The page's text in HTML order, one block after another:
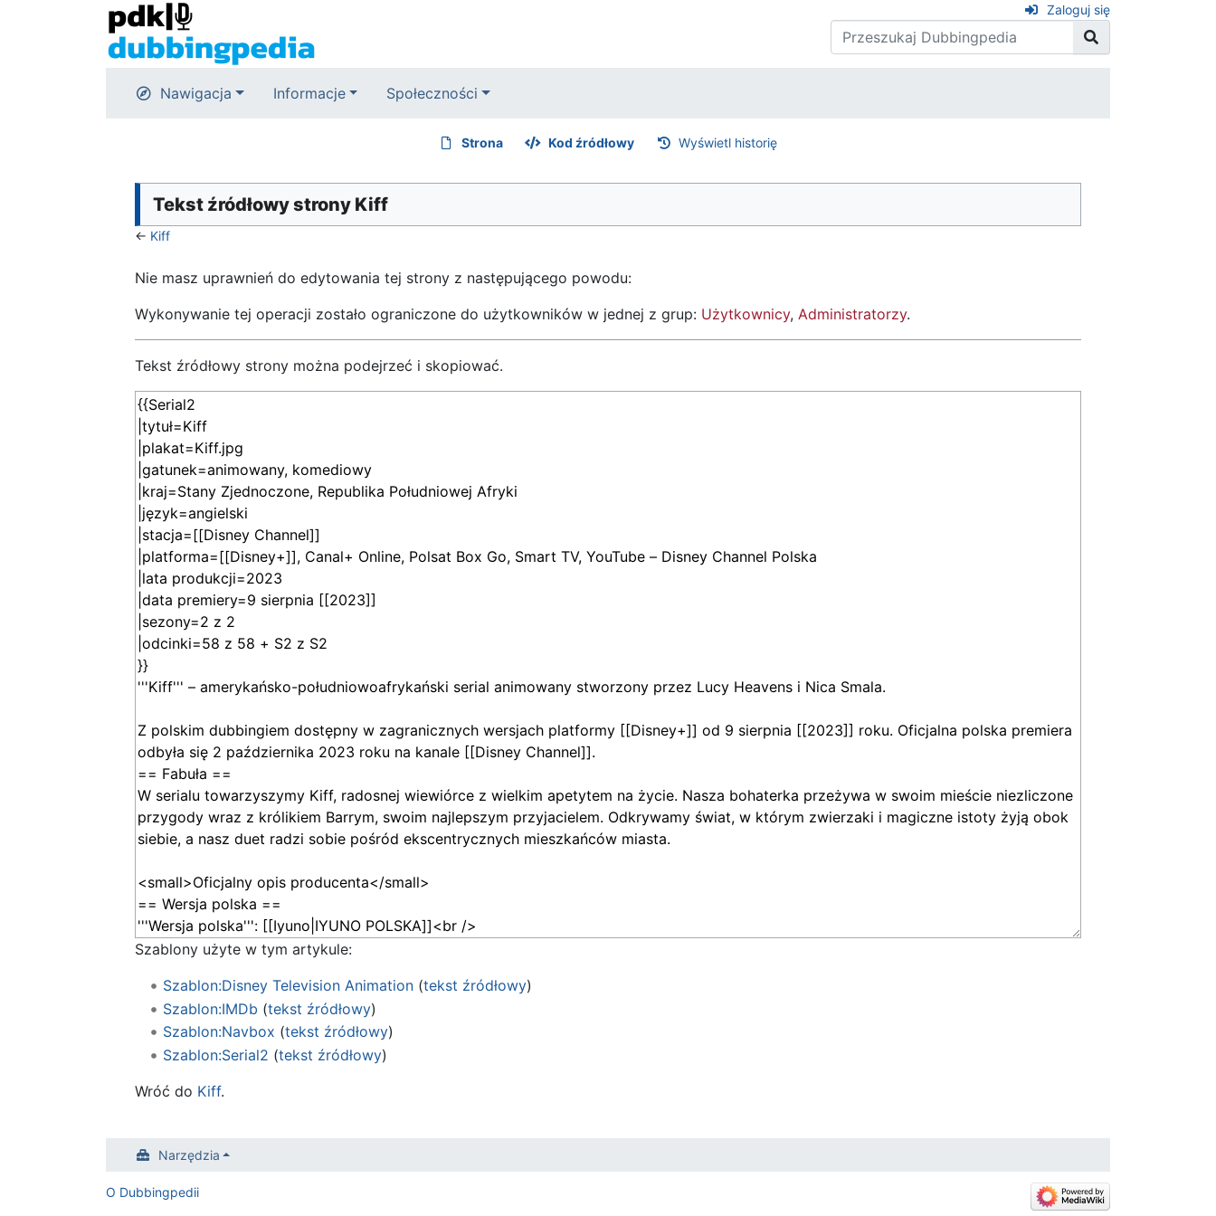
Zaloguj się
Nawigacja Informacje Społeczności
Strona Kod źródłowy Wyświetl historię
Tekst źródłowy strony Kiff
← Kiff
Nie masz uprawnień do edytowania tej strony z następującego powodu:
Wykonywanie tej operacji zostało ograniczone do użytkowników w jednej z grup: Użytkownicy, Administratorzy.
Tekst źródłowy strony można podejrzeć i skopiować.
Szablony użyte w tym artykule:
Szablon:Disney Television Animation(tekst źródłowy)
Szablon:IMDb (tekst źródłowy)
Szablon:Navbox (tekst źródłowy)
Szablon:Serial2 (tekst źródłowy)
Wróć do Kiff.
Narzędzia
O Dubbingpedii